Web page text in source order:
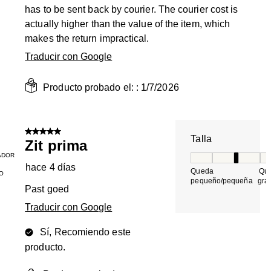
has to be sent back by courier. The courier cost is
actually higher than the value of the item, which
makes the return impractical.
Traducir con Google
Producto probado el: : 1/7/2026
5 de 5 estrellas.
Zit prima
hace 4 días
Past goed
Traducir con Google
Sí, Recomiendo este
producto.
Talla
Queda
pequeño/pequeña